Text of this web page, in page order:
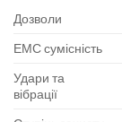
Дозволи
ЕМС сумісність
Удари та
вібрації